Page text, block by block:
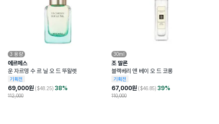
3 용량
에르메스
운 자르뎅 수 르 닐 오 드 뚜왈렛
기획전
69,000원 ($48.25) 38%
112,000
30ml
조 말론
블랙베리 앤 베이 오 드 코롱
기획전
67,000원 ($46.85) 39%
110,000